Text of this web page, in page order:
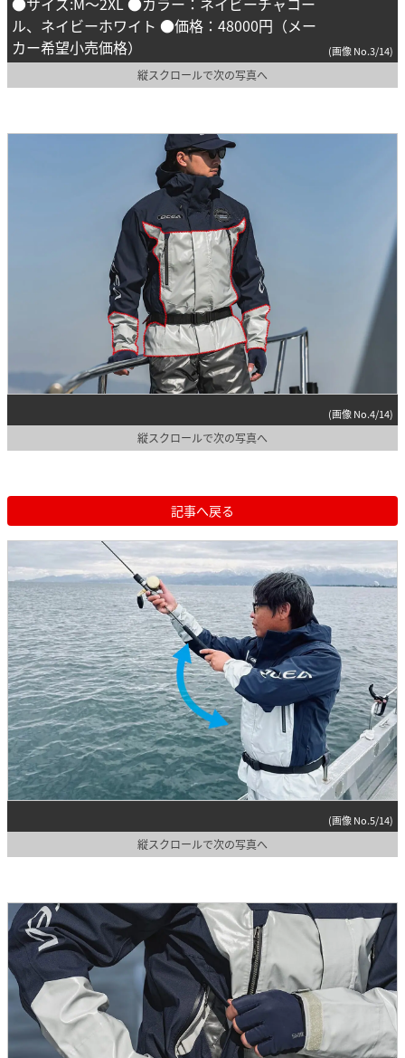
ル、ネイビーホワイト ●価格：48000円（メー
カー希望小売価格）
(画像 No.3/14)
縦スクロールで次の写真へ
(画像 No.4/14)
縦スクロールで次の写真へ
記事へ戻る
(画像 No.5/14)
縦スクロールで次の写真へ